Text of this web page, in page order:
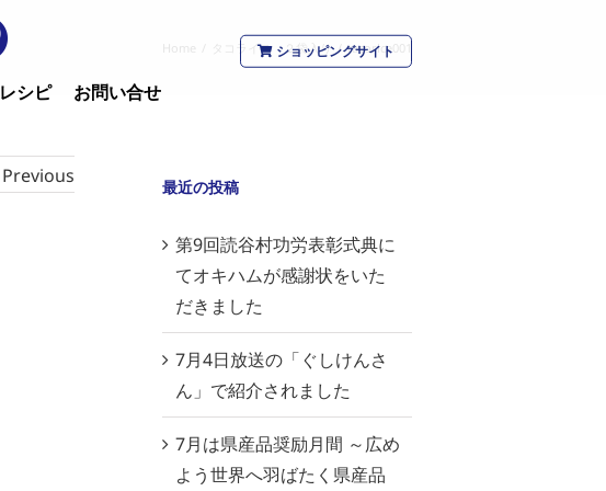
ショッピングサイト
レシピ お問い合せ
Home タコライス ２袋入り / tacorice001
Previous 最近の投稿
第9回読谷村功労表彰式典に
てオキハムが感謝状をいた
だきました
7月4日放送の「ぐしけんさ
ん」で紹介されました
7月は県産品奨励月間 ～広め
よう世界へ羽ばたく県産品